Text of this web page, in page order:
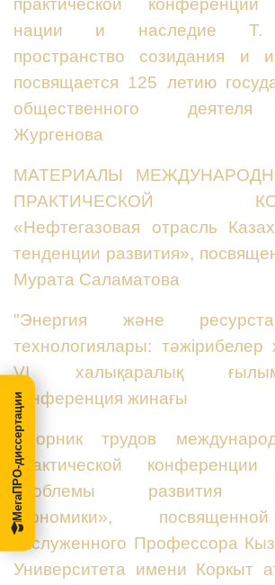
практической конференции
нации и наследие Т.
пространство созидания и
посвящается 125 летию
общественного
Жургенова
МАТЕРИАЛЫ
ПРАКТИЧЕСКОЙ
«Нефтегазовая отрасль
тенденции развития»,
Мурата Саламатова
"Энергия және
технологиялары: тәжірибелер
VI халықаралық ғылыми-
конференция жинағы
Сборник трудов
практической конференции
проблемы развития
экономики»,
заслуженного Профессора
Университета имени Коркыт
МегаПРО-диссертации